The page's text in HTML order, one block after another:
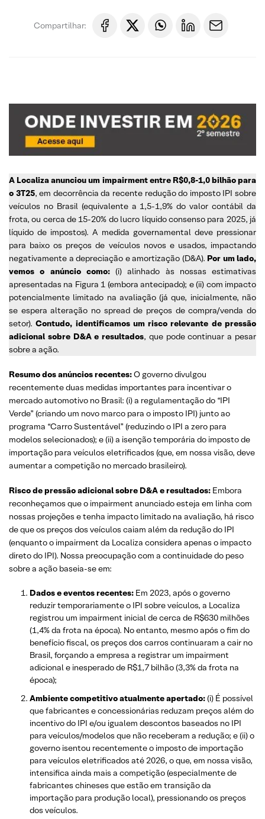
Compartilhar:
A Localiza anunciou um impairment entre R$0,8-1,0 bilhão para
o 3T25, em decorrência da recente redução do imposto IPI sobre
veículos no Brasil (equivalente a 1,5-1,9% do valor contábil da
frota, ou cerca de 15-20% do lucro líquido consenso para 2025, já
líquido de impostos). A medida governamental deve pressionar
para baixo os preços de veículos novos e usados, impactando
negativamente a depreciação e amortização (D&A). Por um lado,
vemos o anúncio como:(i) alinhado às nossas estimativas
apresentadas na Figura 1 (embora antecipado); e (ii) com impacto
potencialmente limitado na avaliação (já que, inicialmente, não
se espera alteração no spread de preços de compra/venda do
setor).Contudo, identificamos um risco relevante de pressão
adicional sobre D&A e resultados, que pode continuar a pesar
sobre a ação.
Resumo dos anúncios recentes:O governo divulgou
recentemente duas medidas importantes para incentivar o
mercado automotivo no Brasil: (i) a regulamentação do “IPI
Verde” (criando um novo marco para o imposto IPI) junto ao
programa “Carro Sustentável” (reduzindo o IPI a zero para
modelos selecionados); e (ii) a isenção temporária do imposto de
importação para veículos eletrificados (que, em nossa visão, deve
aumentar a competição no mercado brasileiro).
Risco de pressão adicional sobre D&A e resultados: Embora
reconheçamos que o impairment anunciado esteja em linha com
nossas projeções e tenha impacto limitado na avaliação, há risco
de que os preços dos veículos caiam além da redução do IPI
(enquanto o impairment da Localiza considera apenas o impacto
direto do IPI). Nossa preocupação com a continuidade do peso
sobre a ação baseia-se em:
Dados e eventos recentes: Em 2023, após o governo
reduzir temporariamente o IPI sobre veículos, a Localiza
registrou um impairment inicial de cerca de R$630 milhões
(1,4% da frota na época). No entanto, mesmo após o fim do
benefício fiscal, os preços dos carros continuaram a cair no
Brasil, forçando a empresa a registrar um impairment
adicional e inesperado de R$1,7 bilhão (3,3% da frota na
época);
Ambiente competitivo atualmente apertado:(i) É possível
que fabricantes e concessionárias reduzam preços além do
incentivo do IPI e/ou igualem descontos baseados no IPI
para veículos/modelos que não receberam a redução; e (ii) o
governo isentou recentemente o imposto de importação
para veículos eletrificados até 2026, o que, em nossa visão,
intensifica ainda mais a competição (especialmente de
fabricantes chineses que estão em transição da
importação para produção local), pressionando os preços
dos veículos.